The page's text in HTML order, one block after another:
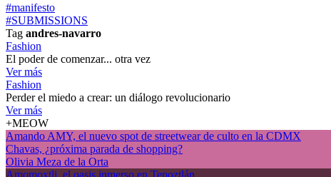
#manifesto
#SUBMISSIONS
Tag andres-navarro
Fashion
El poder de comenzar... otra vez
Ver más
Fashion
Perder el miedo a crear: un diálogo revolucionario
Ver más
+MEOW
Amando AMY, el nuevo spot de streetwear de culto en la CDMX
Chavas, ¿próxima parada de shopping?
Olivia Meza de la Orta
Amomoxtli, el oasis inmerso en Tepoztlán